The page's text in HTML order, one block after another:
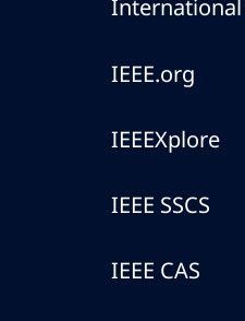
International
IEEE.org
IEEEXplore
IEEE SSCS
IEEE CAS